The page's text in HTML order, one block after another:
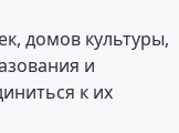
домов культуры,
и
к их